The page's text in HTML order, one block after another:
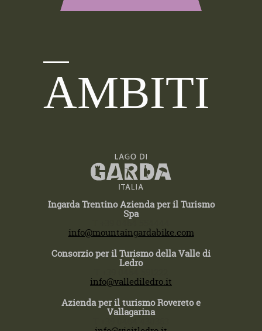
AMBITI
Ingarda Trentino Azienda per il Turismo
Spa
info@mountaingardabike.com
Consorzio per il Turismo della Valle di
Ledro
info@vallediledro.it
Azienda per il turismo Rovereto e
Vallagarina